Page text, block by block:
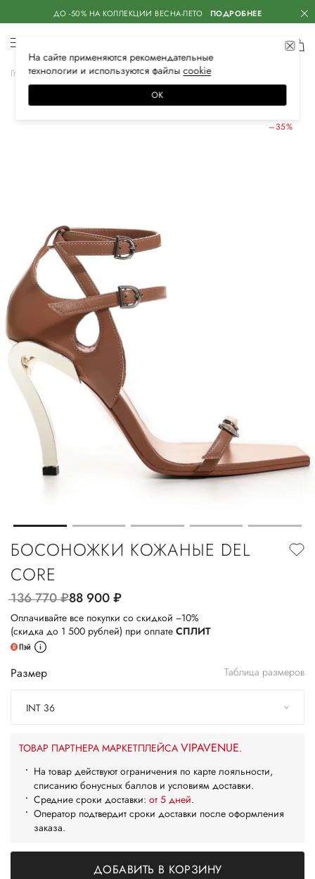
ДО -50% НА КОЛЛЕКЦИИ ВЕСНА-ЛЕТО ПОДРОБНЕЕ
Главная Женская Обувь Босоножки
–35%
БОСОНОЖКИ КОЖАНЫЕ DEL
CORE
136 770руб.88 900руб.
Оплачивайте все покупки со скидкой −10%
(скидка до 1 500 рублей) при оплате СПЛИТ
Размер Таблица размеров
INT 36
ТОВАР ПАРТНЕРА МАРКЕТПЛЕЙСА VIPAVENUE.
На товар действуют ограничения по карте лояльности,
списанию бонусных баллов и условиям доставки.
Средние сроки доставки: от 5 дней.
Оператор подтвердит сроки доставки после оформления
заказа.
ДОБАВИТЬ В КОРЗИНУ
На сайте применяются рекомендательные
технологии и используются файлысооkiе
ОК